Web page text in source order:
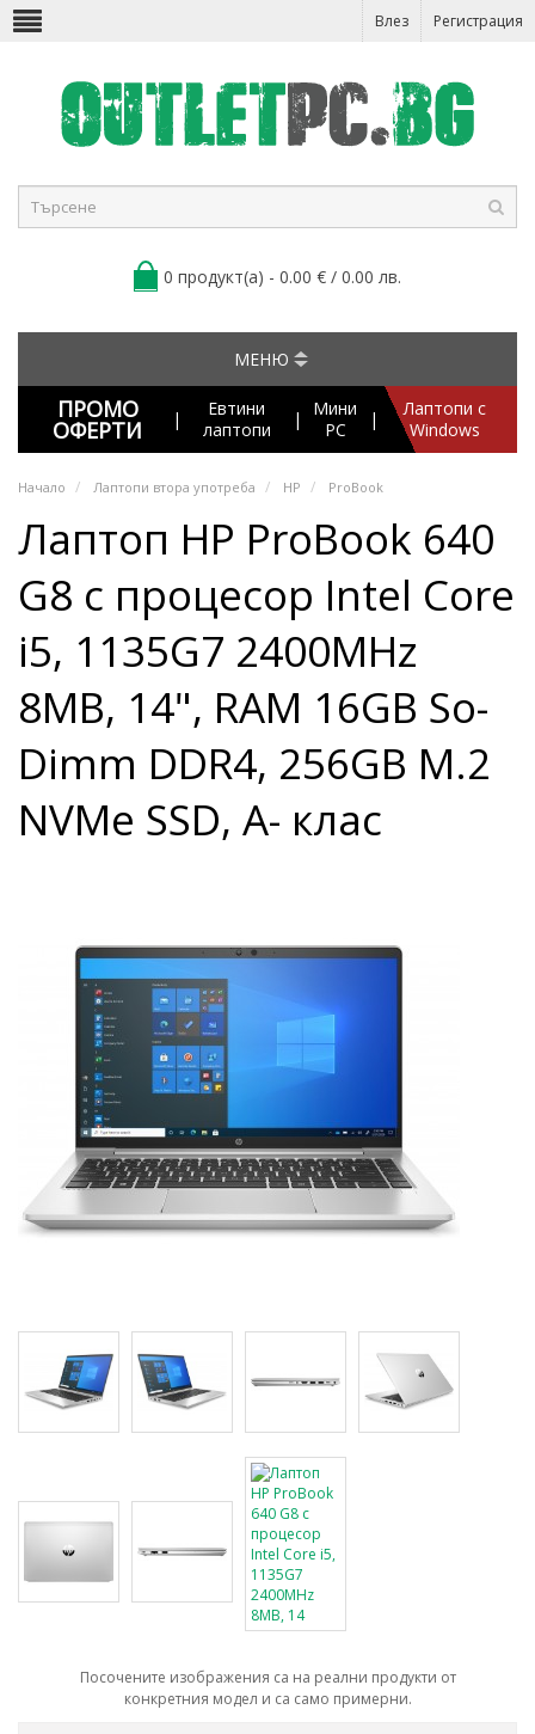
Влез Регистрация
0 продукт(а) - 0.00 € / 0.00 лв.
МЕНЮ
ПРОМО
ОФЕРТИ |
Евтини
лаптопи
|
Мини
PC
|
Лаптопи с
Windows
Начало Лаптопи втора употреба HP ProBook
Лаптоп HP ProBook 640
G8 с процесор Intel Core
i5, 1135G7 2400MHz
8MB, 14", RAM 16GB So-
Dimm DDR4, 256GB M.2
NVMe SSD, A- клас
Посочените изображения са на реални продукти от
конкретния модел и са само примерни.